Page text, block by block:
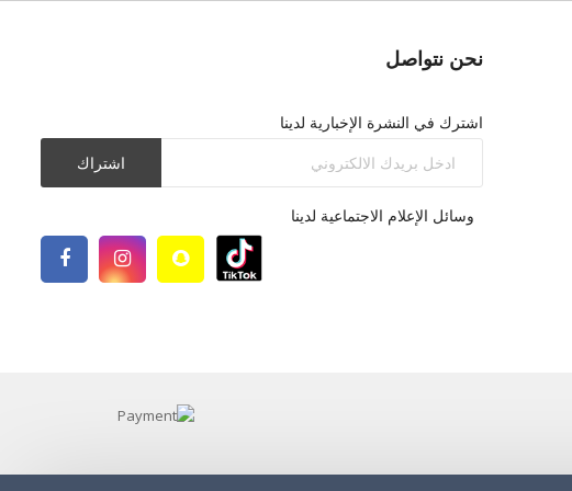
نحن نتواصل
اشترك في النشرة الإخبارية لدينا
اشتراك
وسائل الإعلام الاجتماعية لدينا